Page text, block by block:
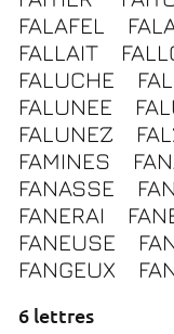
FALAFEL
FALLAIT
FALUCHE
FALUNEE
FALUNEZ
FAMINES
FANASSE
FANERAI
FANEUSE
FANGEUX
6 lettres